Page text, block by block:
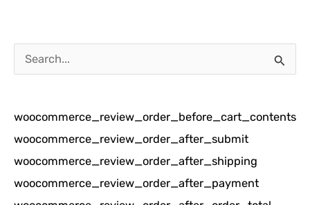
a
i
u
n
t
woocommerce_review_order_before_cart_contents
woocommerce_review_order_after_submit
woocommerce_review_order_after_shipping
woocommerce_review_order_after_payment